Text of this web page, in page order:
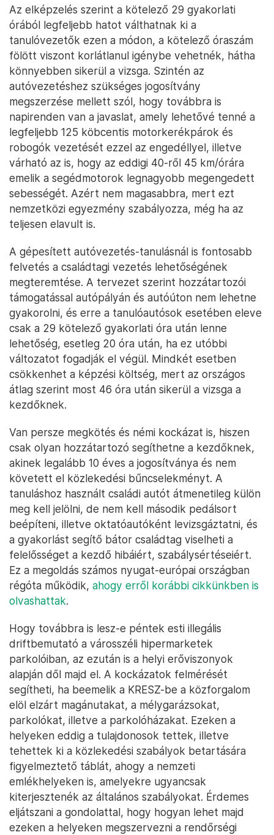
Az elképzelés szerint a kötelező 29 gyakorlati
órából legfeljebb hatot válthatnak ki a
tanulóvezetők ezen a módon, a kötelező óraszám
fölött viszont korlátlanul igénybe vehetnék, hátha
könnyebben sikerül a vizsga. Szintén az
autóvezetéshez szükséges jogosítvány
megszerzése mellett szól, hogy továbbra is
napirenden van a javaslat, amely lehetővé tenné a
legfeljebb 125 köbcentis motorkerékpárok és
robogók vezetését ezzel az engedéllyel, illetve
várható az is, hogy az eddigi 40-ről 45 km/órára
emelik a segédmotorok legnagyobb megengedett
sebességét. Azért nem magasabbra, mert ezt
nemzetközi egyezmény szabályozza, még ha az
teljesen elavult is.
A gépesített autóvezetés-tanulásnál is fontosabb
felvetés a családtagi vezetés lehetőségének
megteremtése. A tervezet szerint hozzátartozói
támogatással autópályán és autóúton nem lehetne
gyakorolni, és erre a tanulóautósok esetében eleve
csak a 29 kötelező gyakorlati óra után lenne
lehetőség, esetleg 20 óra után, ha ez utóbbi
változatot fogadják el végül. Mindkét esetben
csökkenhet a képzési költség, mert az országos
átlag szerint most 46 óra után sikerül a vizsga a
kezdőknek.
Van persze megkötés és némi kockázat is, hiszen
csak olyan hozzátartozó segíthetne a kezdőknek,
akinek legalább 10 éves a jogosítványa és nem
követett el közlekedési bűncselekményt. A
tanuláshoz használt családi autót átmenetileg külön
meg kell jelölni, de nem kell második pedálsort
beépíteni, illetve oktatóautóként levizsgáztatni, és
a gyakorlást segítő bátor családtag viselheti a
felelősséget a kezdő hibáiért, szabálysértéseiért.
Ez a megoldás számos nyugat-európai országban
régóta működik, ahogy erről korábbi cikkünkben is
olvashattak.
Hogy továbbra is lesz-e péntek esti illegális
driftbemutató a városszéli hipermarketek
parkolóiban, az ezután is a helyi erőviszonyok
alapján dől majd el. A kockázatok felmérését
segítheti, ha beemelik a KRESZ-be a közforgalom
elöl elzárt magánutakat, a mélygarázsokat,
parkolókat, illetve a parkolóházakat. Ezeken a
helyeken eddig a tulajdonosok tettek, illetve
tehettek ki a közlekedési szabályok betartására
figyelmeztető táblát, ahogy a nemzeti
emlékhelyeken is, amelyekre ugyancsak
kiterjesztenék az általános szabályokat. Érdemes
eljátszani a gondolattal, hogy hogyan lehet majd
ezeken a helyeken megszervezni a rendőrségi